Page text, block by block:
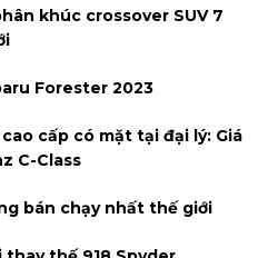
khúc crossover SUV 7
Forester 2023
cấp có mặt tại đại lý: Giá
C-Class
bán chạy nhất thế giới